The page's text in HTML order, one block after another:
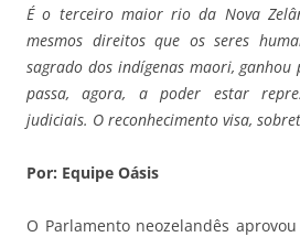
É o terceiro maior rio da Nova
mesmos direitos que os seres
sagrado dos indígenas maori,
passa, agora, a poder estar
judiciais. O reconhecimento visa,
Por: Equipe Oásis
O Parlamento neozelandês